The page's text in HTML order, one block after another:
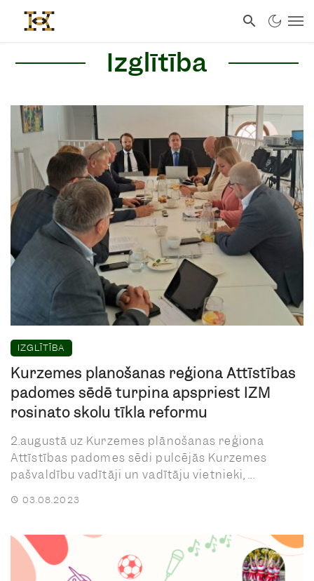
Izglītība
IZGLĪTĪBA
Kurzemes plānošanas reģiona Attīstības
padomes sēdē turpina apspriest IZM
rosināto skolu tīkla reformu
2.augustā uz Kurzemes plānošanas reģiona
Attīstības padomes sēdi pulcējās Kurzemes
pašvaldību vadītāji un vadītāju vietnieki, ...
03.08.2023